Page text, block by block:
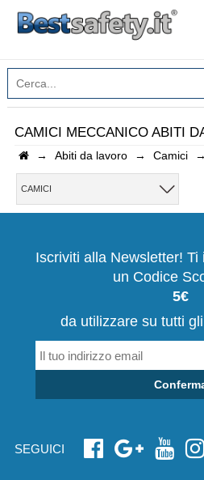
INSERISCI IL NOME DEL
CHIUDI
CAMICI MECCANICO ABITI
→ Abiti da lavoro → Camici →
CAMICI
Iscriviti alla Newsletter!
un Codice
5€
da utilizzare su tutti
SEGUICI